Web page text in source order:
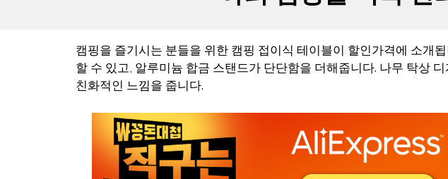
캠핑을 즐기시는 분들을 위한 캠핑 접이식 테이블이 할인가격에 소개
할 수 있고, 알루미늄 합금 스탠드가 단단함을 더해줍니다. 나무 탁상
친화적인 느낌을 줍니다.